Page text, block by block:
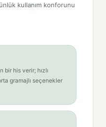
kullanım konforunu
bir his verir; hızlı
gramajlı seçenekler